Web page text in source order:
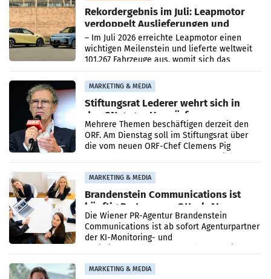
Rekordergebnis im Juli: Leapmotor
verdoppelt Auslieferungen und
überschreitet die 100.000er-Marke
– Im Juli 2026 erreichte Leapmotor einen
wichtigen Meilenstein und lieferte weltweit
101.267 Fahrzeuge aus, womit sich das
Ergebnis gegenüber Juli 2025 mehr als
verdoppelte (+102
MARKETING & MEDIA
Stiftungsrat Lederer wehrt sich in
den SN gegen Vorwürfe
Mehrere Themen beschäftigen derzeit den
ORF. Am Dienstag soll im Stiftungsrat über
die vom neuen ORF-Chef Clemens Pig
MARKETING & MEDIA
Brandenstein Communications ist
künftig Partner von OtterlyAI
Die Wiener PR-Agentur Brandenstein
Communications ist ab sofort Agenturpartner
der KI-Monitoring- und
MARKETING & MEDIA